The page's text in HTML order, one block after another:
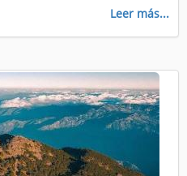
Leer más...